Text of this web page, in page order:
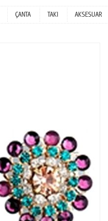
ÇANTA TAKI AKSESUAR